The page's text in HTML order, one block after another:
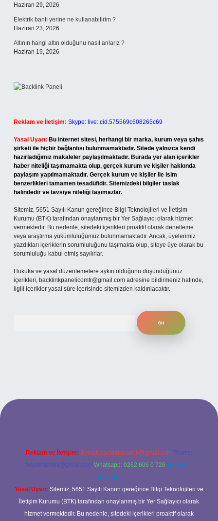
Haziran 29, 2026
Elektrik bantı yerine ne kullanabilirim ?
Haziran 23, 2026
Altının hangi altın olduğunu nasıl anlarız ?
Haziran 19, 2026
Reklam ve İletişim: Skype: live:.cid.575569c608265c69
Yasal Uyarı: Bu internet sitesi, herhangi bir marka, kurum veya şahıs
şirketi ile hiçbir bağlantısı bulunmamaktadır. Sitede yalnızca kendi
hazırladığımız makaleler paylaşılmaktadır. Burada yer alan içerikler
haber niteliği taşımamakta olup, gerçek kurum ve kişiler hakkında
paylaşım yapılmamaktadır. Gerçek kurum ve kişiler ile isim
benzerlikleri tamamen tesadüfidir. Sitemizdeki bilgiler taslak
halindedir ve tavsiye niteliği taşımazlar.
Sitemiz, 5651 Sayılı Kanun gereğince Bilgi Teknolojileri ve İletişim
Kurumu (BTK) tarafından onaylanmış bir Yer Sağlayıcı olarak hizmet
vermektedir. Bu nedenle, sitedeki içerikleri proaktif olarak denetleme
veya araştırma yükümlülüğümüz bulunmamaktadır. Ancak, üyelerimiz
yazdıkları içeriklerin sorumluluğunu taşımakta olup, siteye üye olarak bu
sorumluluğu kabul etmiş sayılırlar.
Hukuka ve yasal düzenlemelere aykırı olduğunu düşündüğünüz
içerikleri, backlinkpanelicomtr@gmail.com adresine bildirmeniz halinde,
ilgili içerikler yasal süre içerisinde sitemizden kaldırılacaktır.
ilbet bahis sitesi
Reklam ve İletişim: E-mail: backlinkpaneli@gmail.com Teams:
forumhizmeti@gmail.com Whatsapp: 0262 606 0 726 Telegram:
@karabul
Yasal Uyarı: Sitemiz, 5651 Sayılı Kanun gereğince Bilgi Teknolojileri ve
İletişim Kurumu (BTK) tarafından onaylanmış bir Yer Sağlayıcı olarak
hizmet vermektedir. Bu nedenle, sitedeki içerikleri proaktif olarak